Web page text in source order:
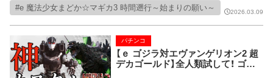
e 魔法少女まどか☆マギカ3 時間遡行～始まりの願い～ 2026.03.09
【ｅ ゴジラ対エヴァンゲリオン2 超
デカゴールド】全人類試して！ ゴジ
パチンコ